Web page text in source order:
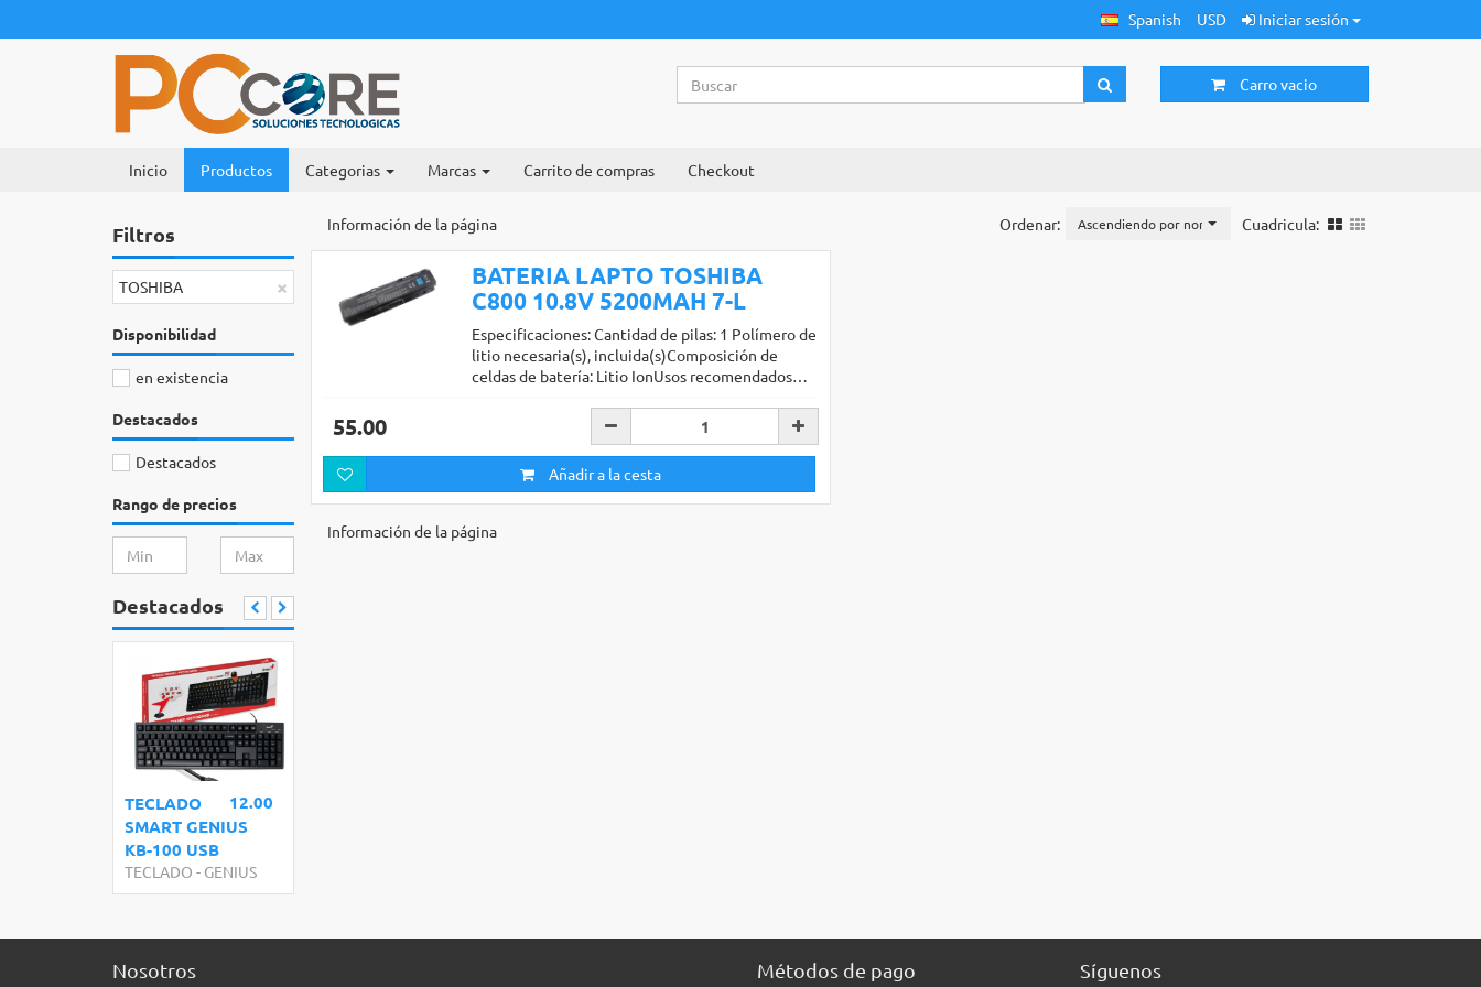
Spanish USD Iniciar sesión
Carro vacio
Inicio Productos Categorias Marcas Carrito de compras Checkout
Filtros
×
TOSHIBA
Disponibilidad
en existencia
Destacados
Destacados
Rango de precios
Destacados
12.00
TECLADO
SMART GENIUS
KB-100 USB
TECLADO - GENIUS
Cuadricula:
Ordenar: Ascendiendo por nombre
Información de la página
BATERIA LAPTO TOSHIBA
C800 10.8V 5200MAH 7-L
Especificaciones: Cantidad de pilas: 1 Polímero de
litio necesaria(s), incluida(s)Composición de
celdas de batería: Litio IonUsos recomendados…
55.00
Añadir a la cesta
Información de la página
Nosotros Métodos de pago Síguenos